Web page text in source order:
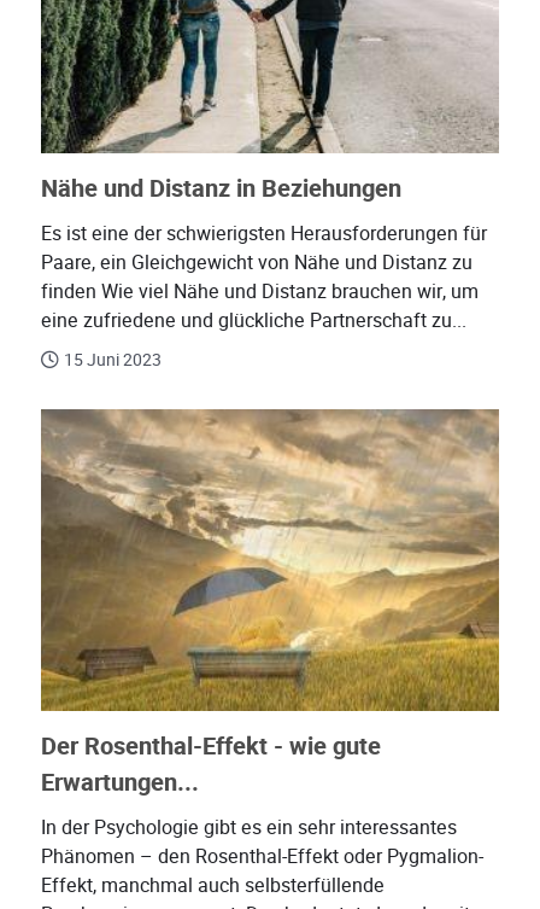
Nähe und Distanz in Beziehungen
Es ist eine der schwierigsten Herausforderungen für
Paare, ein Gleichgewicht von Nähe und Distanz zu
finden Wie viel Nähe und Distanz brauchen wir, um
eine zufriedene und glückliche Partnerschaft zu...
15 Juni 2023
Der Rosenthal-Effekt - wie gute
Erwartungen...
In der Psychologie gibt es ein sehr interessantes
Phänomen – den Rosenthal-Effekt oder Pygmalion-
Effekt, manchmal auch selbsterfüllende